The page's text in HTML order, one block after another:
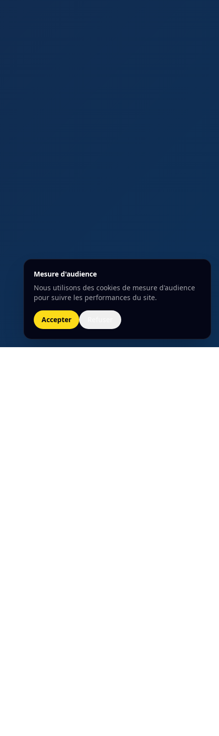
Mesure d'audience
Nous utilisons des cookies de mesure d'audience
pour suivre les performances du site.
Accepter